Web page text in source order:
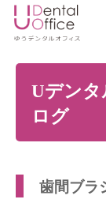
Uデン
ログ
歯間ブラ